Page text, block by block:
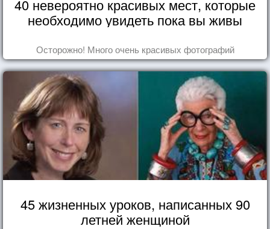
40 невероятно красивых мест, которые
необходимо увидеть пока вы живы
Осторожно! Много очень красивых фотографий
45 жизненных уроков, написанных 90
летней женщиной